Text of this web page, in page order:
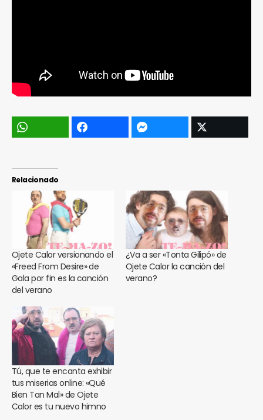
Relacionado
Ojete Calor versionando el
«Freed From Desire» de
Gala por fin es la canción
del verano
¿Va a ser «Tonta Gilipó» de
Ojete Calor la canción del
verano?
Tú, que te encanta exhibir
tus miserias online: «Qué
Bien Tan Mal» de Ojete
Calor es tu nuevo himno